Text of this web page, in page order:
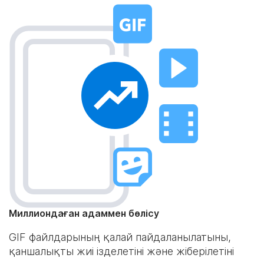
Миллиондаған адаммен бөлісу
GIF файлдарының қалай пайдаланылатыны,
қаншалықты жиі ізделетіні және жіберілетіні